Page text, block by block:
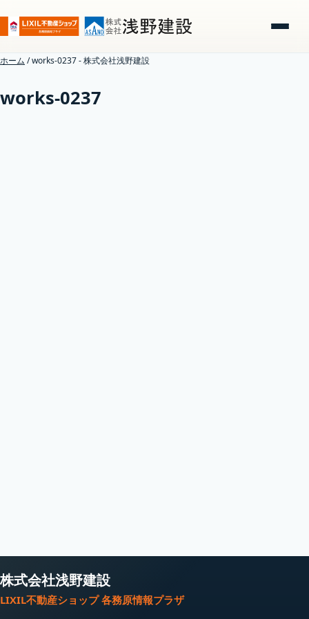
ホーム /works-0237 - 株式会社浅野建設
works-0237
株式会社浅野建設
LIXIL不動産ショップ 各務原情報プラザ